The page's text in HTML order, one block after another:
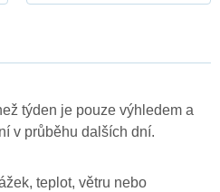
týden je pouze výhledem a
v průběhu dalších dní.
teplot, větru nebo